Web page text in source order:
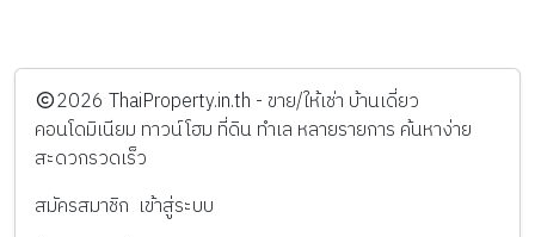
️2026 ThaiProperty.in.th - ขาย/ให้เช่า บ้านเดี่ยว
คอนโดมิเนียม ทาวน์โฮม ที่ดิน ทำเล หลายรายการ ค้นหาง่าย
สะดวกรวดเร็ว
สมัครสมาชิก เข้าสู่ระบบ